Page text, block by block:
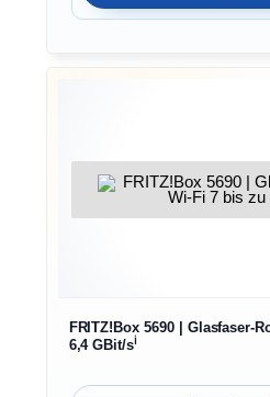
FRITZ!Box 5690 | Glasfaser-
6,4 GBit/sℹ︎